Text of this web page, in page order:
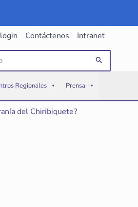
login Contáctenos Intranet
Buscar
Regionales Prensa
del Chiribiquete?